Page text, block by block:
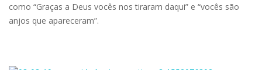
como “Graças a Deus vocês nos tiraram daqui” e “vocês são
anjos que apareceram”.